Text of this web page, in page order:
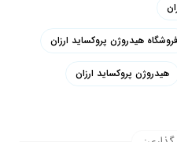
فروشگاه هیدروژن پروکساید ارزان
هیدروژن پروکساید ارزان